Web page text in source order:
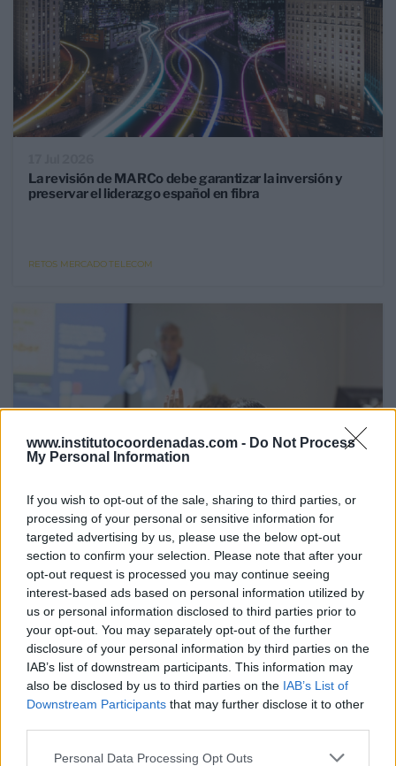
www.institutocoordenadas.com - Do Not Process
My Personal Information
If you wish to opt-out of the sale, sharing to third parties, or
processing of your personal or sensitive information for
targeted advertising by us, please use the below opt-out
section to confirm your selection. Please note that after your
opt-out request is processed you may continue seeing
interest-based ads based on personal information utilized by
us or personal information disclosed to third parties prior to
your opt-out. You may separately opt-out of the further
disclosure of your personal information by third parties on the
IAB’s list of downstream participants. This information may
also be disclosed by us to third parties on the IAB’s List of
Downstream Participants that may further disclose it to other
Personal Data Processing Opt Outs
La revisión de MARCo debe garantizar la inversión y
preservar el liderazgo español en fibra
RETOS MERCADO TELECOM
30 Jun 2026
El aumento del 52% de plazas MIR no corrige el déficit
de médicos en especialidades y territorios clave según
el Instituto Coordenadas
ANÁLISIS